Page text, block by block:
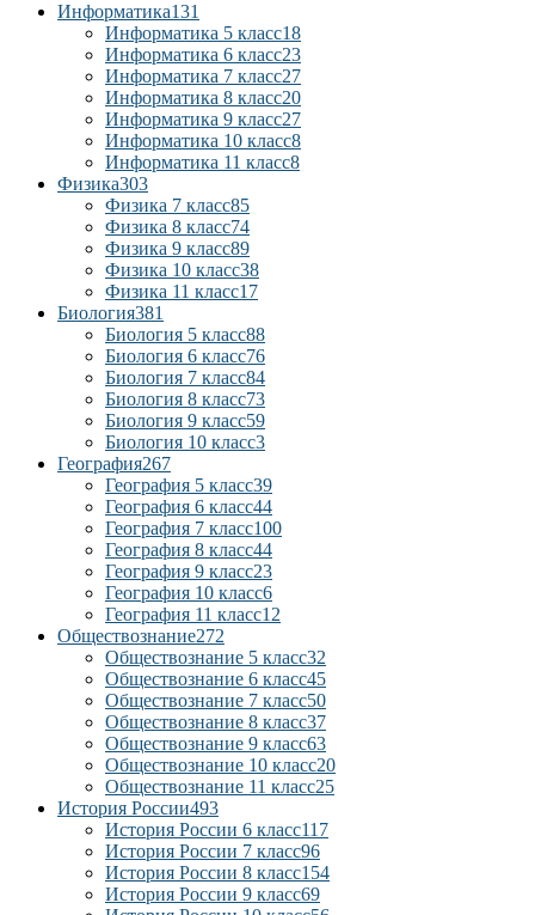
Информатика131
Информатика 5 класс18
Информатика 6 класс23
Информатика 7 класс27
Информатика 8 класс20
Информатика 9 класс27
Информатика 10 класс8
Информатика 11 класс8
Физика303
Физика 7 класс85
Физика 8 класс74
Физика 9 класс89
Физика 10 класс38
Физика 11 класс17
Биология381
Биология 5 класс88
Биология 6 класс76
Биология 7 класс84
Биология 8 класс73
Биология 9 класс59
Биология 10 класс3
География267
География 5 класс39
География 6 класс44
География 7 класс100
География 8 класс44
География 9 класс23
География 10 класс6
География 11 класс12
Обществознание272
Обществознание 5 класс32
Обществознание 6 класс45
Обществознание 7 класс50
Обществознание 8 класс37
Обществознание 9 класс63
Обществознание 10 класс20
Обществознание 11 класс25
История России493
История России 6 класс117
История России 7 класс96
История России 8 класс154
История России 9 класс69